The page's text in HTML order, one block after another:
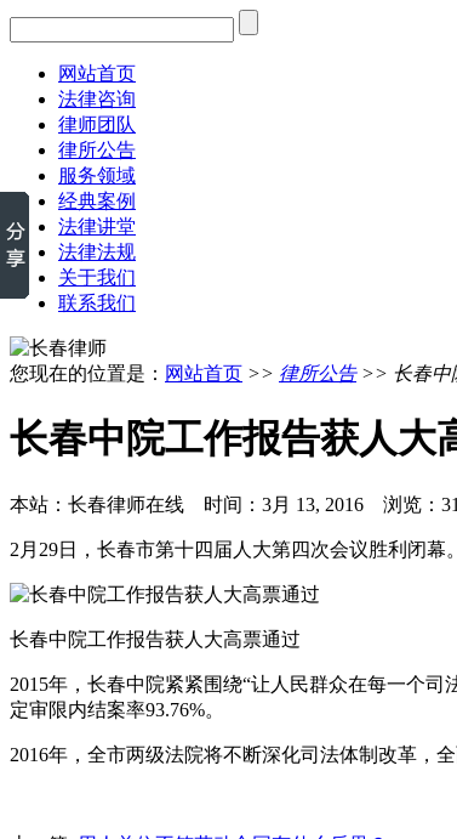
网站首页
法律咨询
律师团队
律所公告
服务领域
经典案例
法律讲堂
法律法规
关于我们
联系我们
您现在的位置是： 网站首页 >> 律所公告>> 长春中
长春中院工作报告获人大
本站：长春律师在线 时间：3月 13, 2016 浏览：
2月29日，长春市第十四届人大第四次会议胜利闭幕
长春中院工作报告获人大高票通过
2015年，长春中院紧紧围绕“让人民群众在每一个
定审限内结案率93.76%。
2016年，全市两级法院将不断深化司法体制改革，